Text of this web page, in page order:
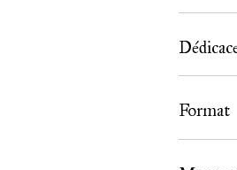
chaud
Format